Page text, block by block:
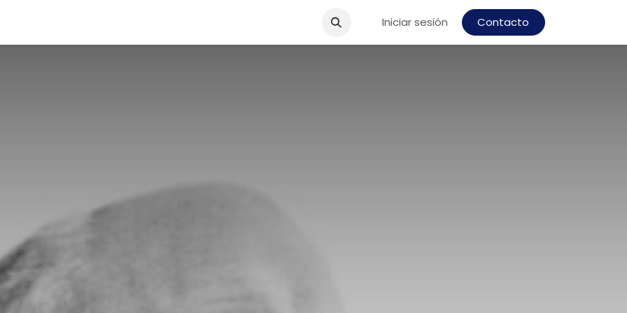
Iniciar sesión Contacto